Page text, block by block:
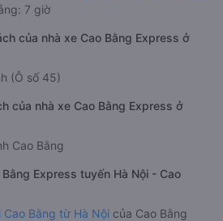
7 giờ
của nhà xe Cao Bằng Express ở
(Ô số 45)
của nhà xe Cao Bằng Express ở
Cao Bằng
Express tuyến Hà Nội - Cao
Cao Bằng từ Hà Nội của Cao Bằng